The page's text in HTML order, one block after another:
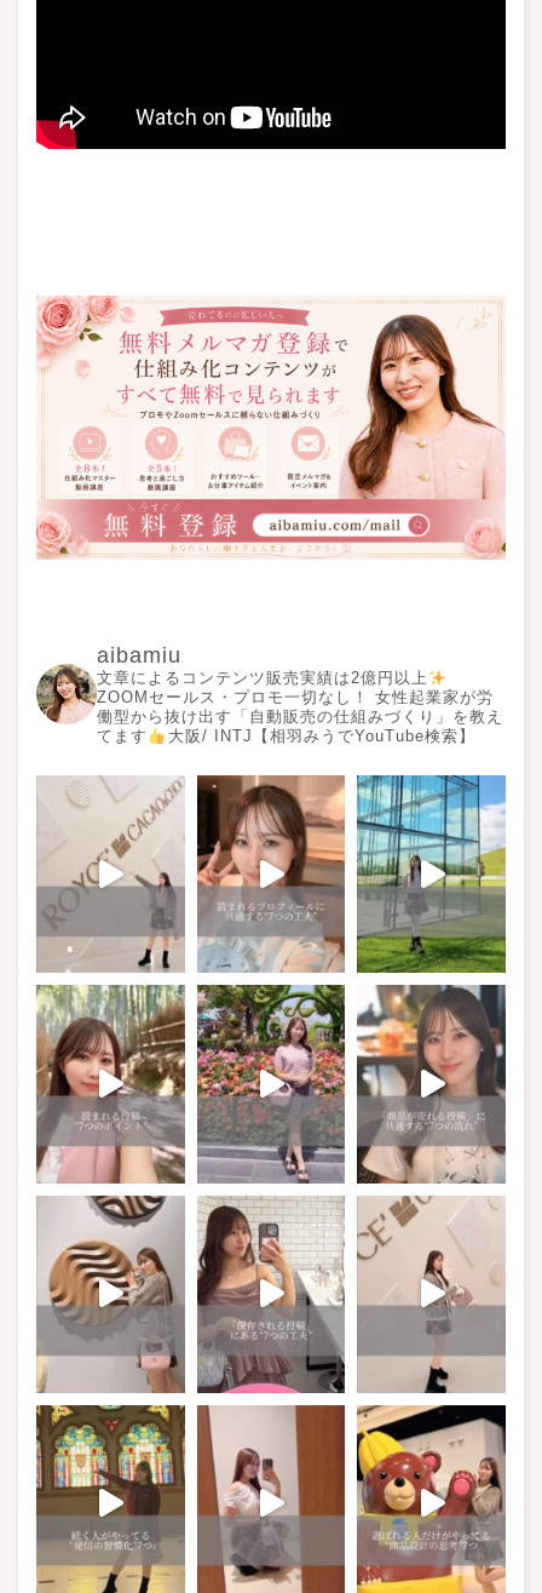
aibamiu
文章によるコンテンツ販売実績は2億円以上
ZOOMセールス・プロモ一切なし！ 女性起業家が労
働型から抜け出す「自動販売の仕組みづくり」を教え
てます
大阪/ INTJ【相羽みうでYouTube検索】